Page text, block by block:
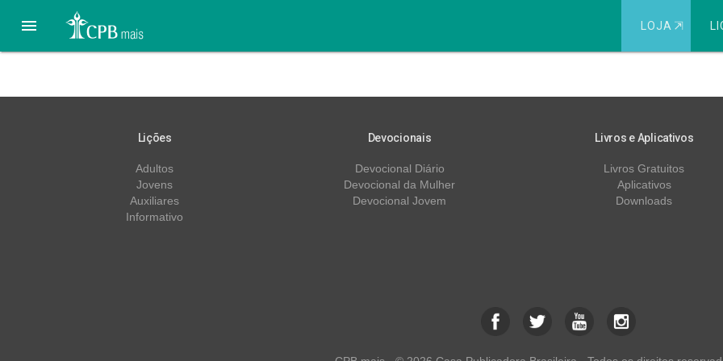
 LOJA ⇱
Lições
Adultos
Jovens
Auxiliares
Informativo
Devocionais
Devocional Diário
Devocional da Mulher
Devocional Jovem
Livros e Aplicativos
Livros Gratuitos
Aplicativos
Downloads